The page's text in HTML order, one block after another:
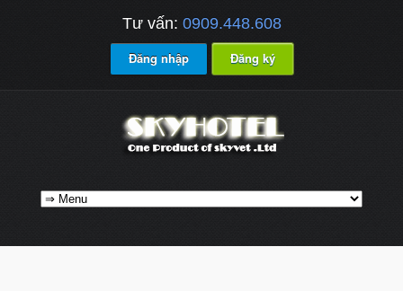
Tư vấn: 0909.448.608
Đăng nhập Đăng ký